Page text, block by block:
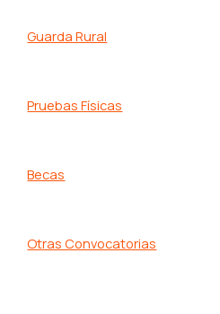
Guarda Rural
Pruebas Físicas
Becas
Otras Convocatorias